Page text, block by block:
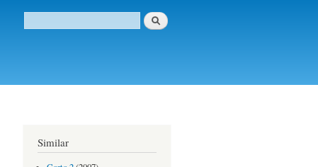
Formulario de búsqueda
Buscar
Similar